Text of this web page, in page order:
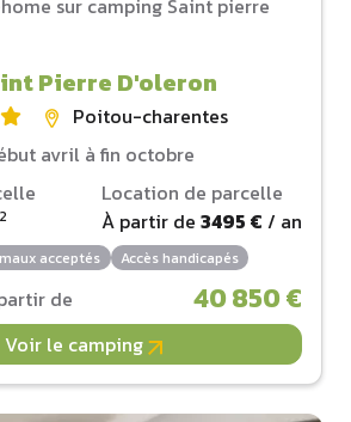
Pierre D'oleron
Poitou-charentes
avril à fin octobre
2
Location de parcelle
À partir de 3495 € / an
acceptés Accès handicapés
de 40 850 €
Voir le camping